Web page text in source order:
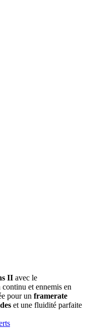
II avec le
et ennemis en
pour un framerate
et une fluidité parfaite